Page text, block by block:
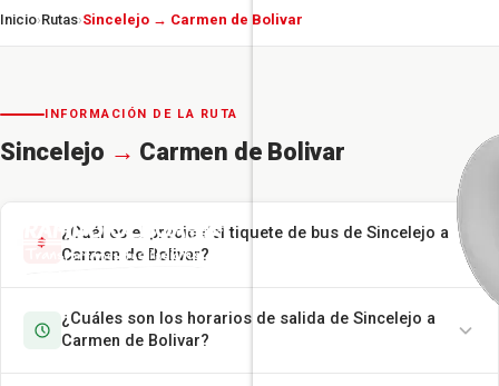
Inicio›Rutas›Sincelejo → Carmen de Bolivar
INFORMACIÓN DE LA RUTA
Sincelejo → Carmen de Bolivar
¿Cuál es el precio del tiquete de bus de Sincelejo a
Carmen de Bolivar?
¿Cuáles son los horarios de salida de Sincelejo a
Carmen de Bolivar?